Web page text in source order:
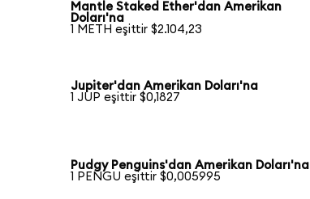
Mantle Staked Ether'dan Amerikan
Doları'na
1 METH eşittir $2.104,23
Jupiter'dan Amerikan Doları'na
1 JUP eşittir $0,1827
Pudgy Penguins'dan Amerikan Doları'na
1 PENGU eşittir $0,005995